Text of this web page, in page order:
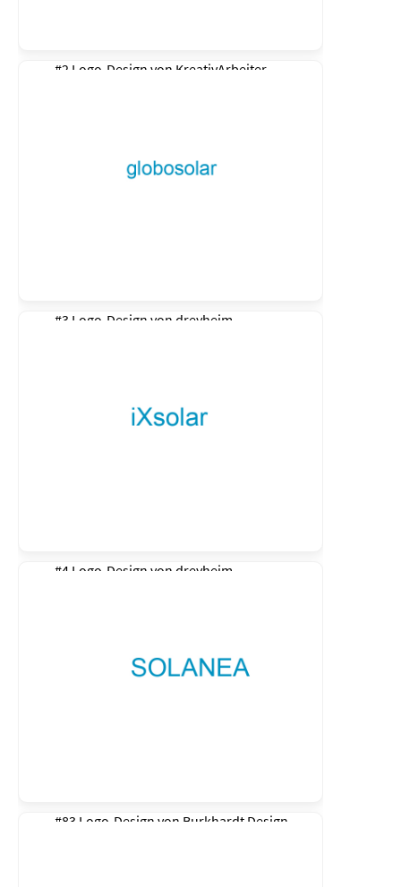
#2 Logo-Design von KreativArbeiter
#3 Logo-Design von dreyheim
#4 Logo-Design von dreyheim
#83 Logo-Design von Burkhardt Design